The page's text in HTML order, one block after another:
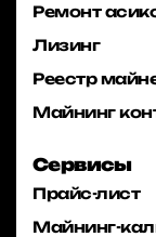
Ремонт
Лизинг
Реестр
Майнинг
Сервисы
Прайс-лист
Майнинг-